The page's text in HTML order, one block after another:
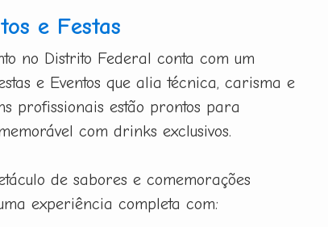
e Festas
no Distrito Federal conta com um
e Eventos que alia técnica, carisma e
profissionais estão prontos para
com drinks exclusivos.
de sabores e comemorações
experiência completa com: